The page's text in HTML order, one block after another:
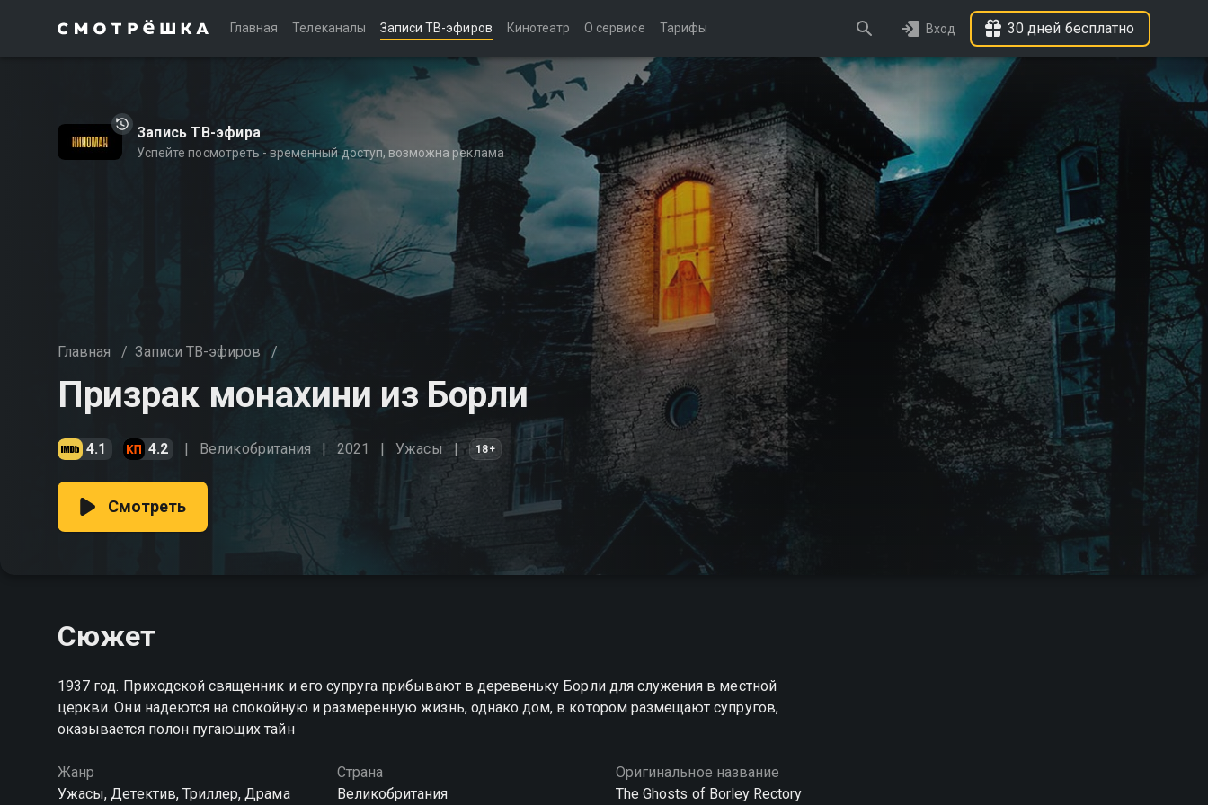
Главная Телеканалы Записи ТВ-эфиров Кинотеатр О сервисе Тарифы Вход 30 дней бесплатно
Запись ТВ-эфира
Успейте посмотреть - временный доступ, возможна реклама
Главная / Записи ТВ-эфиров /
Призрак монахини из Борли
4.1 4.2 Великобритания 2021 Ужасы 18+
Смотреть
Сюжет
1937 год. Приходской священник и его супруга прибывают в деревеньку Борли для служения в местной
церкви. Они надеются на спокойную и размеренную жизнь, однако дом, в котором размещают супругов,
оказывается полон пугающих тайн
Жанр
Ужасы, Детектив, Триллер, Драма
Страна
Великобритания
Оригинальное название
The Ghosts of Borley Rectory